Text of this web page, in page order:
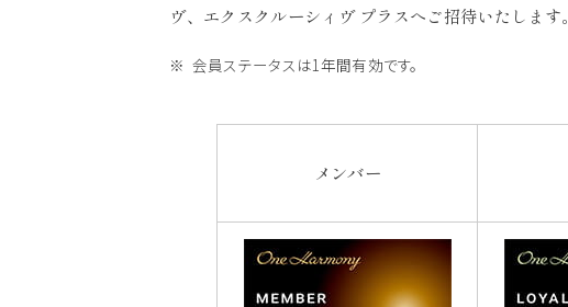
ヴ、エクスクルーシィヴ プラスへご招待いたします。
会員ステータスは1年間有効です。
メンバー